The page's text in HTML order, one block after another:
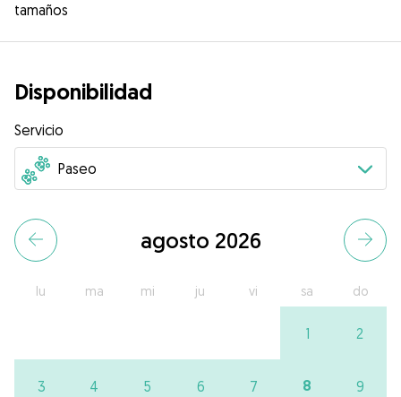
tamaños
Disponibilidad
Servicio
agosto 2026
lu ma mi ju vi sa do
1 2
3 4 5 6 7 8 9